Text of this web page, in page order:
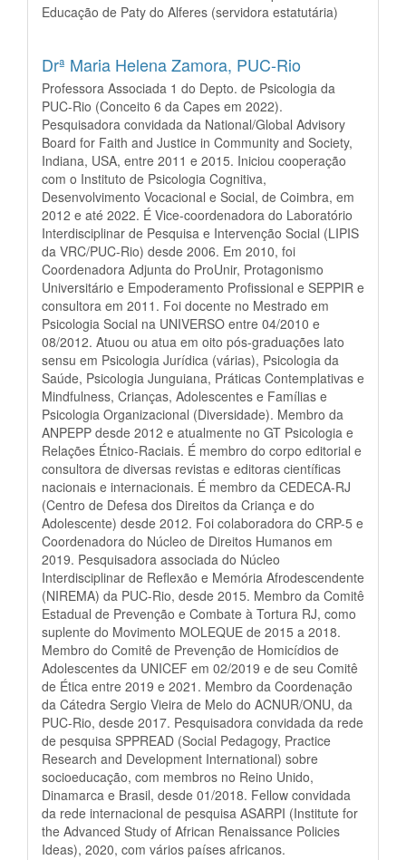
Educação de Paty do Alferes (servidora estatutária)
Drª Maria Helena Zamora, PUC-Rio
Professora Associada 1 do Depto. de Psicologia da
PUC-Rio (Conceito 6 da Capes em 2022).
Pesquisadora convidada da National/Global Advisory
Board for Faith and Justice in Community and Society,
Indiana, USA, entre 2011 e 2015. Iniciou cooperação
com o Instituto de Psicologia Cognitiva,
Desenvolvimento Vocacional e Social, de Coimbra, em
2012 e até 2022. É Vice-coordenadora do Laboratório
Interdisciplinar de Pesquisa e Intervenção Social (LIPIS
da VRC/PUC-Rio) desde 2006. Em 2010, foi
Coordenadora Adjunta do ProUnir, Protagonismo
Universitário e Empoderamento Profissional e SEPPIR e
consultora em 2011. Foi docente no Mestrado em
Psicologia Social na UNIVERSO entre 04/2010 e
08/2012. Atuou ou atua em oito pós-graduações lato
sensu em Psicologia Jurídica (várias), Psicologia da
Saúde, Psicologia Junguiana, Práticas Contemplativas e
Mindfulness, Crianças, Adolescentes e Famílias e
Psicologia Organizacional (Diversidade). Membro da
ANPEPP desde 2012 e atualmente no GT Psicologia e
Relações Étnico-Raciais. É membro do corpo editorial e
consultora de diversas revistas e editoras científicas
nacionais e internacionais. É membro da CEDECA-RJ
(Centro de Defesa dos Direitos da Criança e do
Adolescente) desde 2012. Foi colaboradora do CRP-5 e
Coordenadora do Núcleo de Direitos Humanos em
2019. Pesquisadora associada do Núcleo
Interdisciplinar de Reflexão e Memória Afrodescendente
(NIREMA) da PUC-Rio, desde 2015. Membro da Comitê
Estadual de Prevenção e Combate à Tortura RJ, como
suplente do Movimento MOLEQUE de 2015 a 2018.
Membro do Comitê de Prevenção de Homicídios de
Adolescentes da UNICEF em 02/2019 e de seu Comitê
de Ética entre 2019 e 2021. Membro da Coordenação
da Cátedra Sergio Vieira de Melo do ACNUR/ONU, da
PUC-Rio, desde 2017. Pesquisadora convidada da rede
de pesquisa SPPREAD (Social Pedagogy, Practice
Research and Development International) sobre
socioeducação, com membros no Reino Unido,
Dinamarca e Brasil, desde 01/2018. Fellow convidada
da rede internacional de pesquisa ASARPI (Institute for
the Advanced Study of African Renaissance Policies
Ideas), 2020, com vários países africanos.